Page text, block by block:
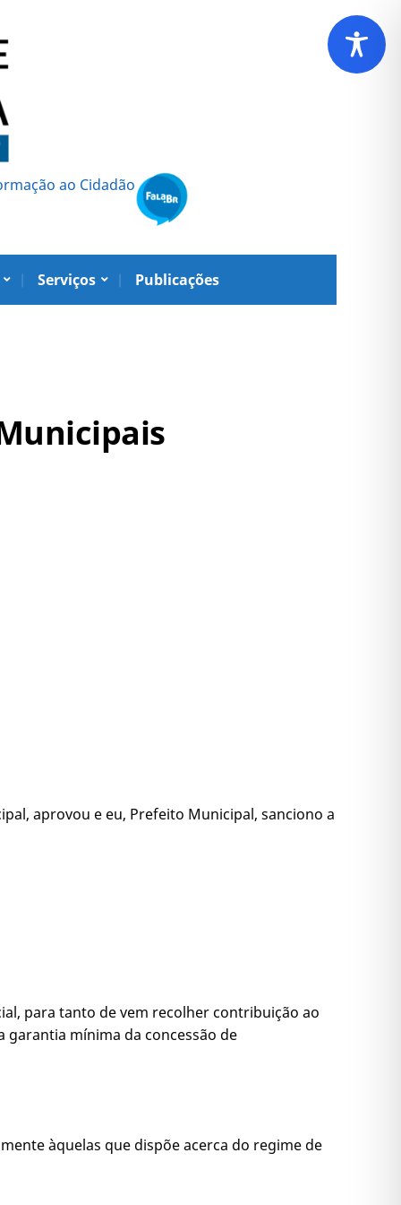
ao Cidadão
Serviços Publicações
aprovou e eu, Prefeito Municipal, sanciono a
para tanto de vem recolher contribuição ao
garantia mínima da concessão de
àquelas que dispõe acerca do regime de